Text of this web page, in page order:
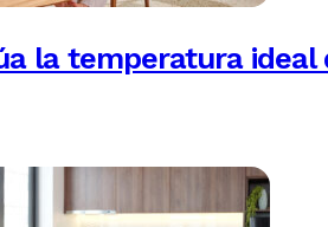
la temperatura